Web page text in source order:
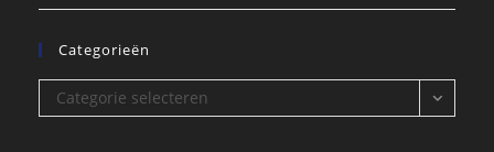
Categorieën
Categorieën
Categorie selecteren